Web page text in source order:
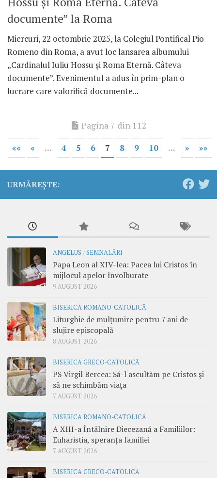
documente” la Roma
Miercuri, 22 octombrie 2025, la Colegiul Pontifical Pio
Romeno din Roma, a avut loc lansarea albumului
„Cardinalul Iuliu Hossu și Roma Eternă. Câteva
documente”. Evenimentul a adus în prim-plan o
lucrare care valorifică documente...
Pagina 7 din 112
«« « ... 4 5 6 7 8 9 10 ... » »»
URMĂREȘTE:
ANGELUS /SEMNALĂRI
Papa Leon al XIV-lea: Pacea lui Cristos în
mijlocul apelor învolburate
9 AUGUST 2026
BISERICA ROMANO-CATOLICĂ
Liturghie de mulțumire pentru 7 ani de
slujire episcopală
8 AUGUST 2026
BISERICA GRECO-CATOLICĂ
PS Virgil Bercea: Să-l ascultăm pe Cristos și
să ne schimbăm viața
7 AUGUST 2026
BISERICA ROMANO-CATOLICĂ
A XIII-a Întâlnire Diecezană a Familiilor:
Euharistia, speranța familiei
7 AUGUST 2026
BISERICA GRECO-CATOLICĂ